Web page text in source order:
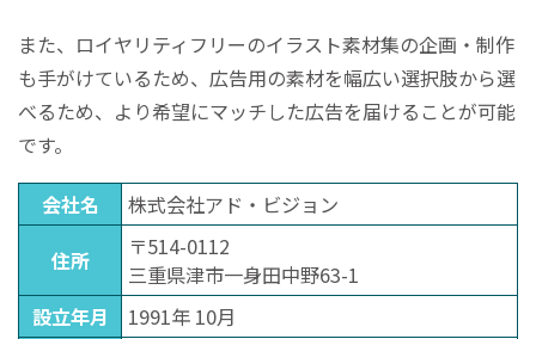
また、ロイヤリティフリーのイラスト素材集の企画・制作
も手がけているため、広告用の素材を幅広い選択肢から選
べるため、より希望にマッチした広告を届けることが可能
です。
会社名
株式会社アド・ビジョン
住所
〒514-0112
三重県津市一身田中野63-1
設立年月
1991年 10月